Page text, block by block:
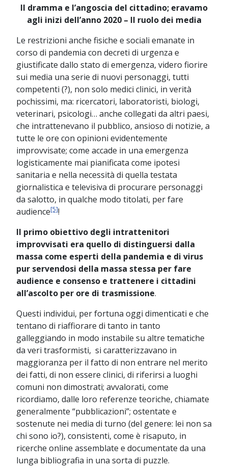
Il dramma e l’angoscia del cittadino; eravamo
agli inizi dell’anno 2020 – Il ruolo dei media
Le restrizioni anche fisiche e sociali emanate in
corso di pandemia con decreti di urgenza e
giustificate dallo stato di emergenza, videro fiorire
sui media una serie di nuovi personaggi, tutti
competenti (?), non solo medici clinici, in verità
pochissimi, ma: ricercatori, laboratoristi, biologi,
veterinari, psicologi… anche collegati da altri paesi,
che intrattenevano il pubblico, ansioso di notizie, a
tutte le ore con opinioni evidentemente
improvvisate; come accade in una emergenza
logisticamente mai pianificata come ipotesi
sanitaria e nella necessità di quella testata
giornalistica e televisiva di procurare personaggi
da salotto, in qualche modo titolati, per fare
audience[5]!
Il primo obiettivo degli intrattenitori
improvvisati era quello di distinguersi dalla
massa come esperti della pandemia e di virus
pur servendosi della massa stessa per fare
audience e consenso e trattenere i cittadini
all’ascolto per ore di trasmissione.
Questi individui, per fortuna oggi dimenticati e che
tentano di riaffiorare di tanto in tanto
galleggiando in modo instabile su altre tematiche
da veri trasformisti, si caratterizzavano in
maggioranza per il fatto di non entrare nel merito
dei fatti, di non essere clinici, di riferirsi a luoghi
comuni non dimostrati; avvalorati, come
ricordiamo, dalle loro referenze teoriche, chiamate
generalmente “pubblicazioni”; ostentate e
sostenute nei media di turno (del genere: lei non sa
chi sono io?), consistenti, come è risaputo, in
ricerche online assemblate e documentate da una
lunga bibliografia in una sorta di puzzle.